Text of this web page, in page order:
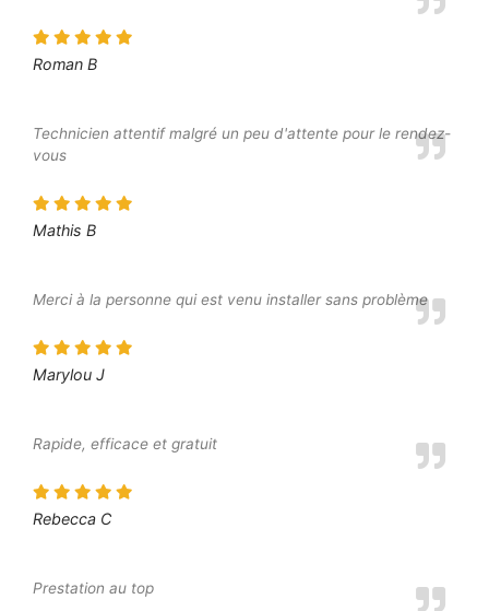
Roman B
Technicien attentif malgré un peu d'attente pour le rendez-
vous
Mathis B
Merci à la personne qui est venu installer sans problème
Marylou J
Rapide, efficace et gratuit
Rebecca C
Prestation au top